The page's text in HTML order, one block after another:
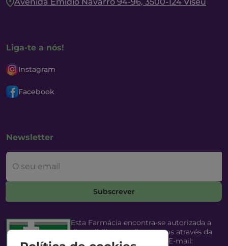
Liga-te a nós!
Instagram
Facebook
Newsletter
O seu email
Subscrever
Esta Farmácia encontra-se autorizada a
disponibilizar medicamentos através da
Internet, pelo Infarmed, I.P. E-mail: